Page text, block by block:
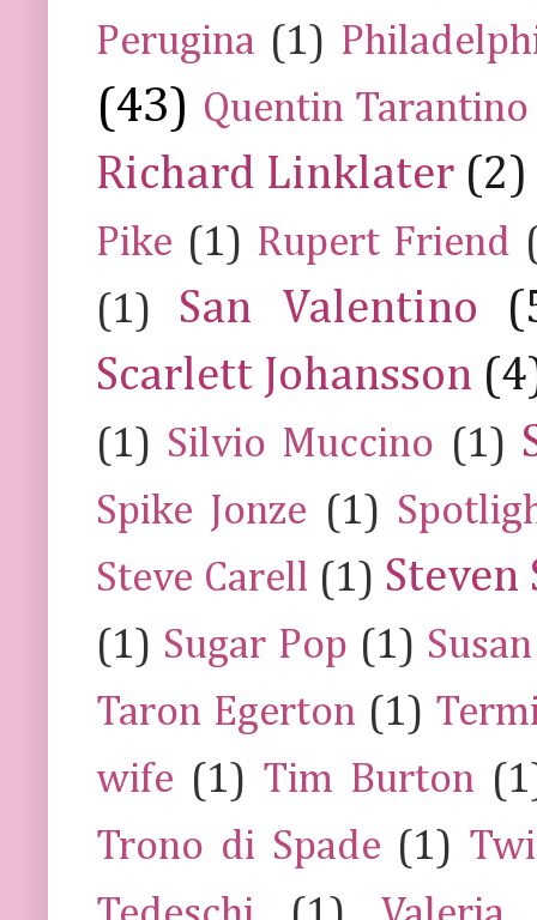
Perugina (1)
(43) Quentin Tarantino
Richard Linklater (2)
Pike (1) Rupert Friend
(1)
San Valentino
Scarlett Johansson
(1) Silvio Muccino (1)
Spike Jonze (1)
Steve Carell (1) Steven
(1) Sugar Pop (1)
Taron Egerton (1)
wife (1) Tim Burton
Trono di Spade (1)